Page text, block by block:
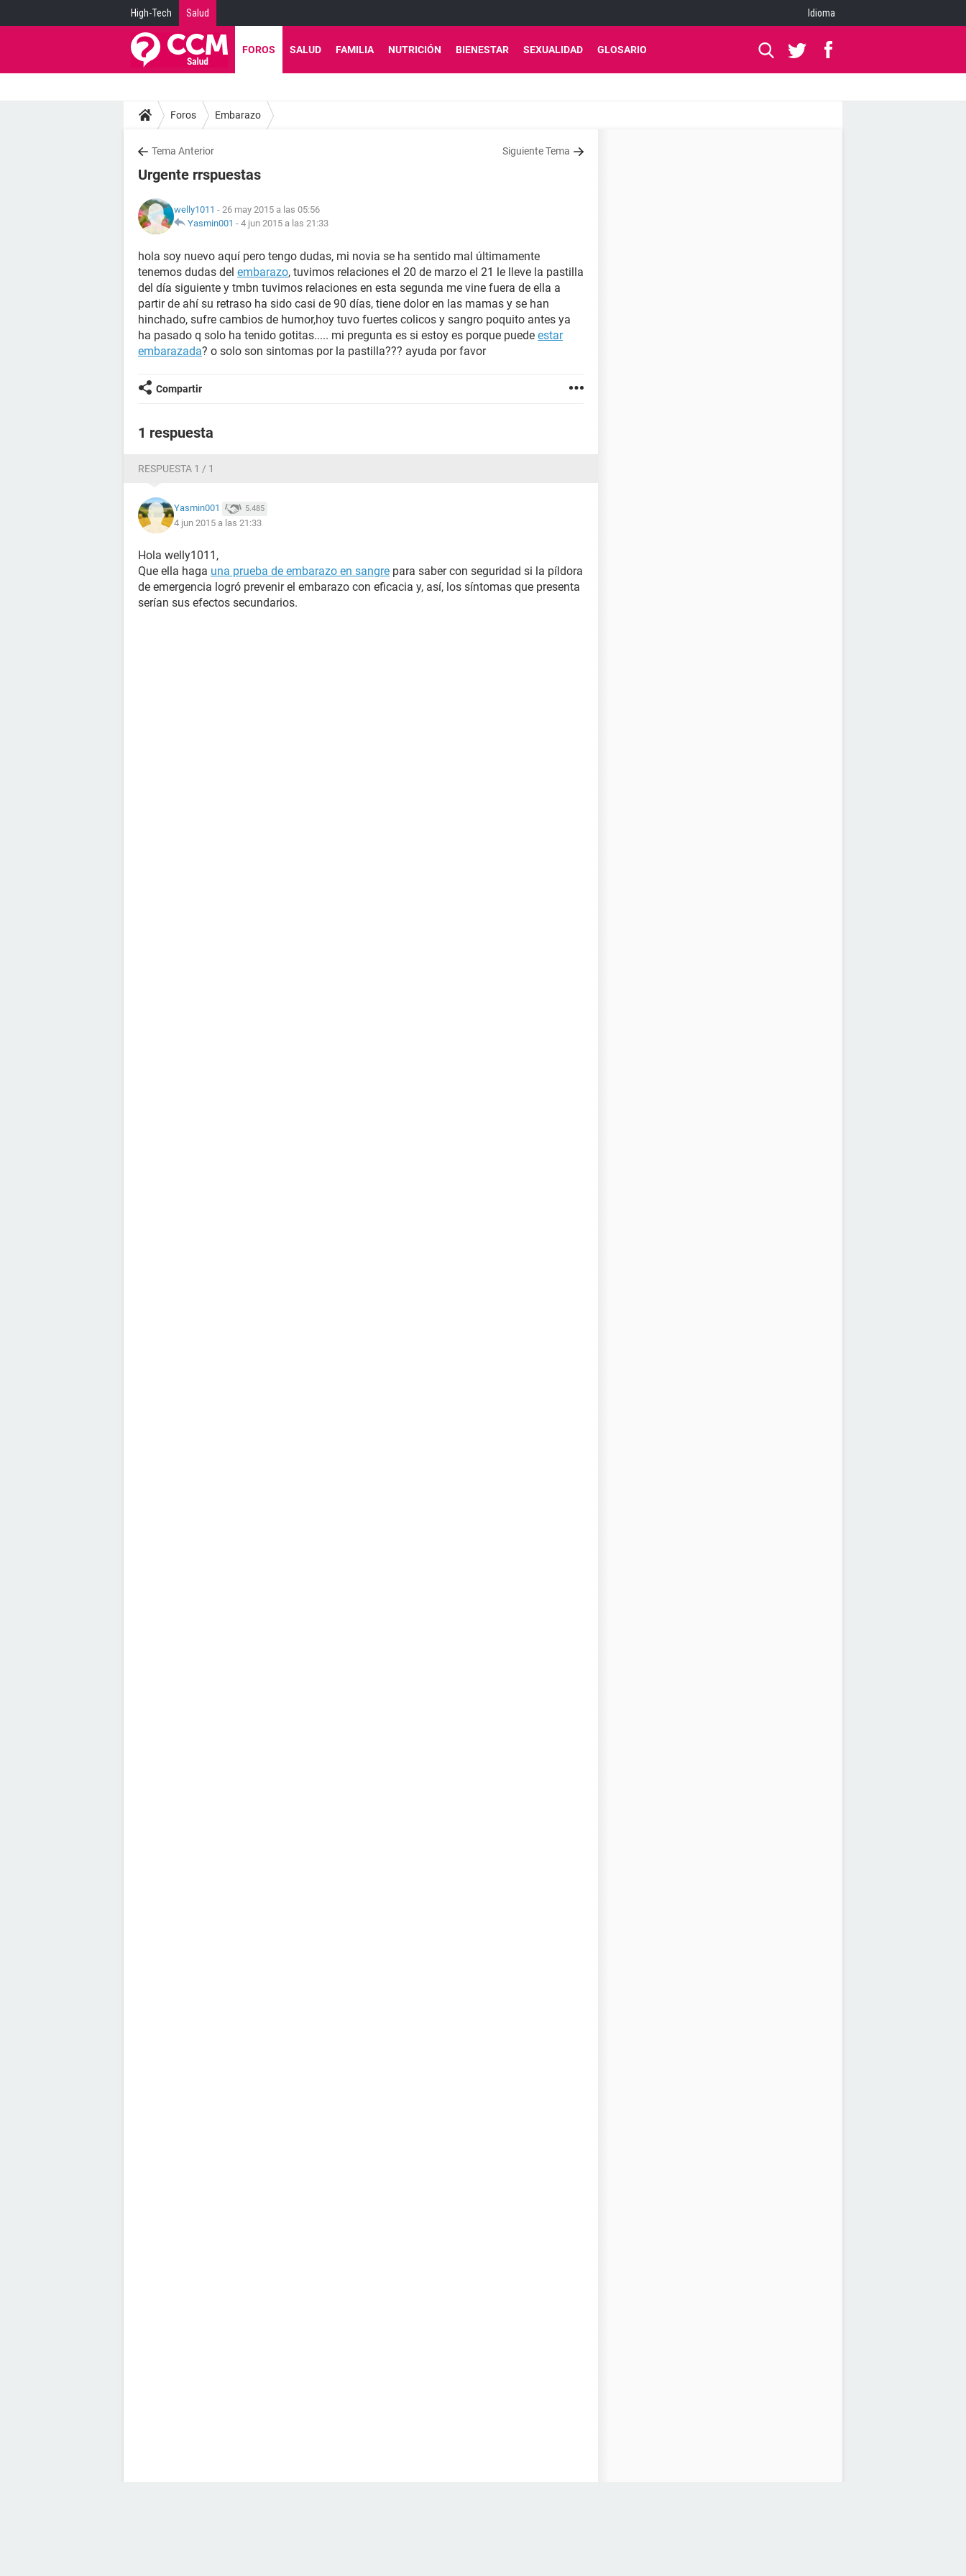
High-Tech Salud Idioma
FOROS SALUD FAMILIA NUTRICIÓN BIENESTAR SEXUALIDAD GLOSARIO
Foros Embarazo
Tema Anterior Siguiente Tema
Urgente rrspuestas
welly1011 - 26 may 2015 a las 05:56
Yasmin001 - 4 jun 2015 a las 21:33
hola soy nuevo aquí pero tengo dudas, mi novia se ha sentido mal últimamente
tenemos dudas del embarazo, tuvimos relaciones el 20 de marzo el 21 le lleve la pastilla
del día siguiente y tmbn tuvimos relaciones en esta segunda me vine fuera de ella a
partir de ahí su retraso ha sido casi de 90 días, tiene dolor en las mamas y se han
hinchado, sufre cambios de humor,hoy tuvo fuertes colicos y sangro poquito antes ya
ha pasado q solo ha tenido gotitas..... mi pregunta es si estoy es porque puede estar
embarazada? o solo son sintomas por la pastilla??? ayuda por favor
Compartir
1 respuesta
RESPUESTA 1 / 1
Yasmin001 5.485
4 jun 2015 a las 21:33
Hola welly1011,
Que ella haga una prueba de embarazo en sangre para saber con seguridad si la píldora
de emergencia logró prevenir el embarazo con eficacia y, así, los síntomas que presenta
serían sus efectos secundarios.